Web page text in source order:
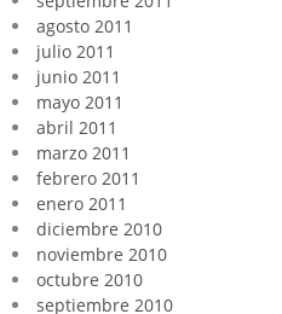
agosto 2011
julio 2011
junio 2011
mayo 2011
abril 2011
marzo 2011
febrero 2011
enero 2011
diciembre 2010
noviembre 2010
octubre 2010
septiembre 2010